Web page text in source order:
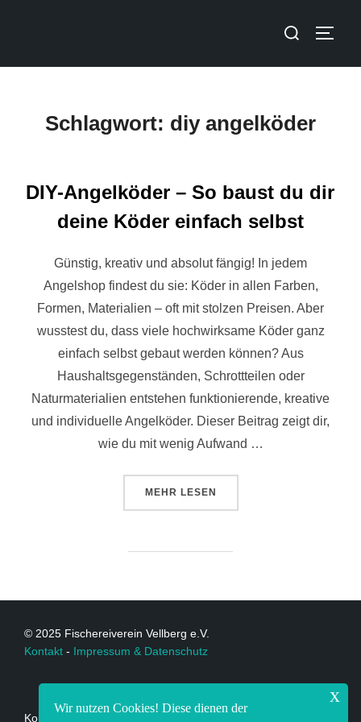
Schlagwort: diy angelköder
DIY-Angelköder – So baust du dir
deine Köder einfach selbst
Günstig, kreativ und absolut fängig! In jedem
Angelshop findest du sie: Köder in allen Farben,
Formen, Materialien – oft mit stolzen Preisen. Aber
wusstest du, dass viele hochwirksame Köder ganz
einfach selbst gebaut werden können? Aus
Haushaltsgegenständen, Schrottteilen oder
Naturmaterialien entstehen funktionierende, kreative
und individuelle Angelköder. Dieser Beitrag zeigt dir,
wie du mit wenig Aufwand …
MEHR LESEN
© 2025 Fischereiverein Vellberg e.V.
Kontakt - Impressum & Datenschutz
Kontakt:
Wir nutzen Cookies! Diese dienen der
x